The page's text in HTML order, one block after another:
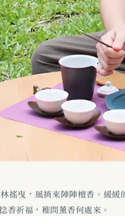
搖曳，風捎來陣陣檀香。緩
香祈福，稚問薰香何處來。